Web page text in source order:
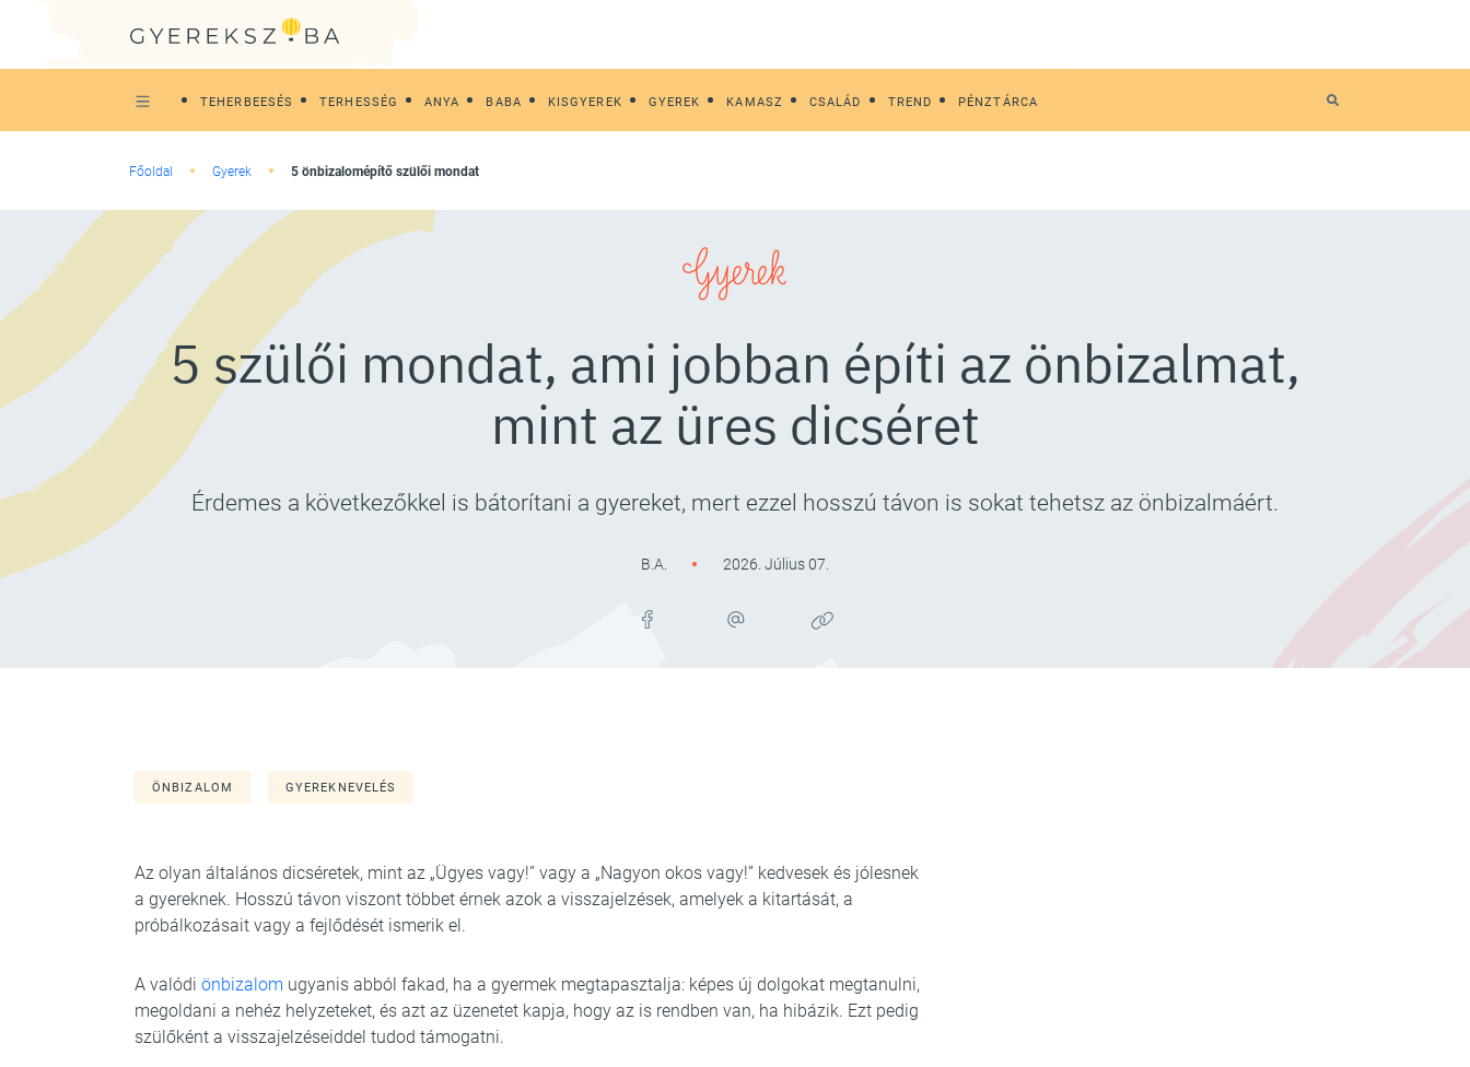
TEHERBEESÉS TERHESSÉG ANYA BABA KISGYEREK GYEREK KAMASZ CSALÁD TREND PÉNZTÁRCA
Főoldal Gyerek 5 önbizalomépítő szülői mondat
Gyerek
5 szülői mondat, ami jobban építi az önbizalmat,
mint az üres dicséret
Érdemes a következőkkel is bátorítani a gyereket, mert ezzel hosszú távon is sokat tehetsz az önbizalmáért.
B.A. 2026. Július 07.
ÖNBIZALOM GYEREKNEVELÉS
Az olyan általános dicséretek, mint az „Ügyes vagy!” vagy a „Nagyon okos vagy!” kedvesek és jólesnek
a gyereknek. Hosszú távon viszont többet érnek azok a visszajelzések, amelyek a kitartását, a
próbálkozásait vagy a fejlődését ismerik el.
A valódi önbizalom ugyanis abból fakad, ha a gyermek megtapasztalja: képes új dolgokat megtanulni,
megoldani a nehéz helyzeteket, és azt az üzenetet kapja, hogy az is rendben van, ha hibázik. Ezt pedig
szülőként a visszajelzéseiddel tudod támogatni.